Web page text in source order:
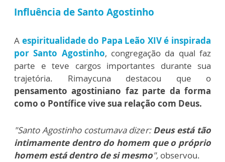
Influência de Santo Agostinho
A espiritualidade do Papa Leão XIV é inspirada
por Santo Agostinho, congregação da qual faz
parte e teve cargos importantes durante sua
trajetória. Rimaycuna destacou que o
pensamento agostiniano faz parte da forma
como o Pontífice vive sua relação com Deus.
"Santo Agostinho costumava dizer:Deus está tão
intimamente dentro do homem que o próprio
homem está dentro de si mesmo", observou.